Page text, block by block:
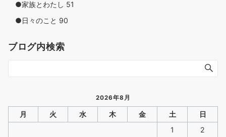
●家族とわたし 51
●日々のこと 90
ブログ内検索
2026年8月
月 火 水 木 金 土
日
1
2